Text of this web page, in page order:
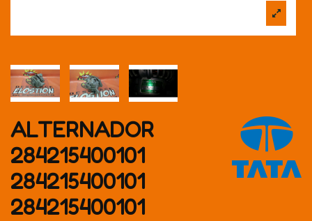
ALTERNADOR
284215400101
284215400101
284215400101